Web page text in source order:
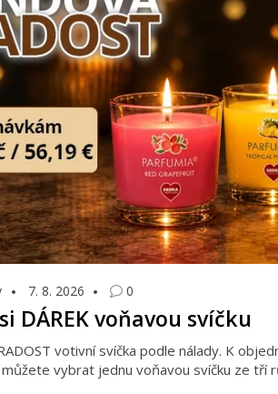
7. 8. 2026 0
DÁREK voňavou svíčku
votivní svíčka podle nálady. K
vybrat jednu voňavou svíčku ze tří